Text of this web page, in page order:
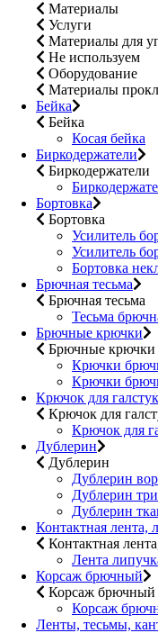
Материалы
Услуги
Материалы для
Не используем
Оборудование
Материалы
Бейка
Бейка
Косая бейка
Биркодержатели
Биркодержатели
Бортовка
Бортовка
Усилитель
Усилитель
Бортовка
Брючная тесьма
Брючная тесьма
Тесьма
Брючные крючки
Брючные крючки
Крючки
Крючки
Крючок для
Крючок для
Крючок для
Дублерин
Дублерин
Дублерин
Дублерин
Дублерин
Контактная лента,
Контактная
Лента
Корсаж брючный
Корсаж брючный
Корсаж
Ленты, тесьмы,